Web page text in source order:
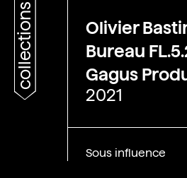
collections
Olivier
Bureau
Gagus
2021
Sous influence